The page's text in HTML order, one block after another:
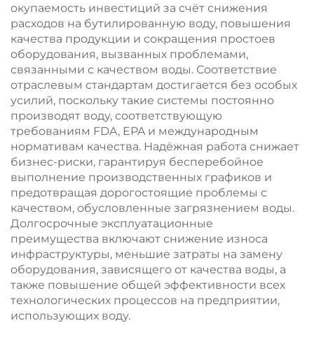
окупаемость инвестиций за счёт снижения
расходов на бутилированную воду, повышения
качества продукции и сокращения простоев
оборудования, вызванных проблемами,
связанными с качеством воды. Соответствие
отраслевым стандартам достигается без особых
усилий, поскольку такие системы постоянно
производят воду, соответствующую
требованиям FDA, EPA и международным
нормативам качества. Надёжная работа снижает
бизнес-риски, гарантируя бесперебойное
выполнение производственных графиков и
предотвращая дорогостоящие проблемы с
качеством, обусловленные загрязнением воды.
Долгосрочные эксплуатационные
преимущества включают снижение износа
инфраструктуры, меньшие затраты на замену
оборудования, зависящего от качества воды, а
также повышение общей эффективности всех
технологических процессов на предприятии,
использующих воду.